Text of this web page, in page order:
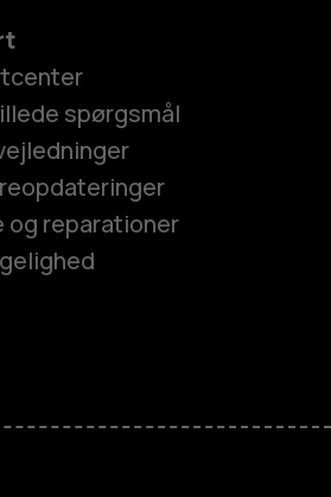
spørgsmål
og reparationer